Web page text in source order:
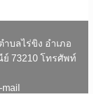
บลไร่ขิง อำเภอ
73210 โทรศัพท์